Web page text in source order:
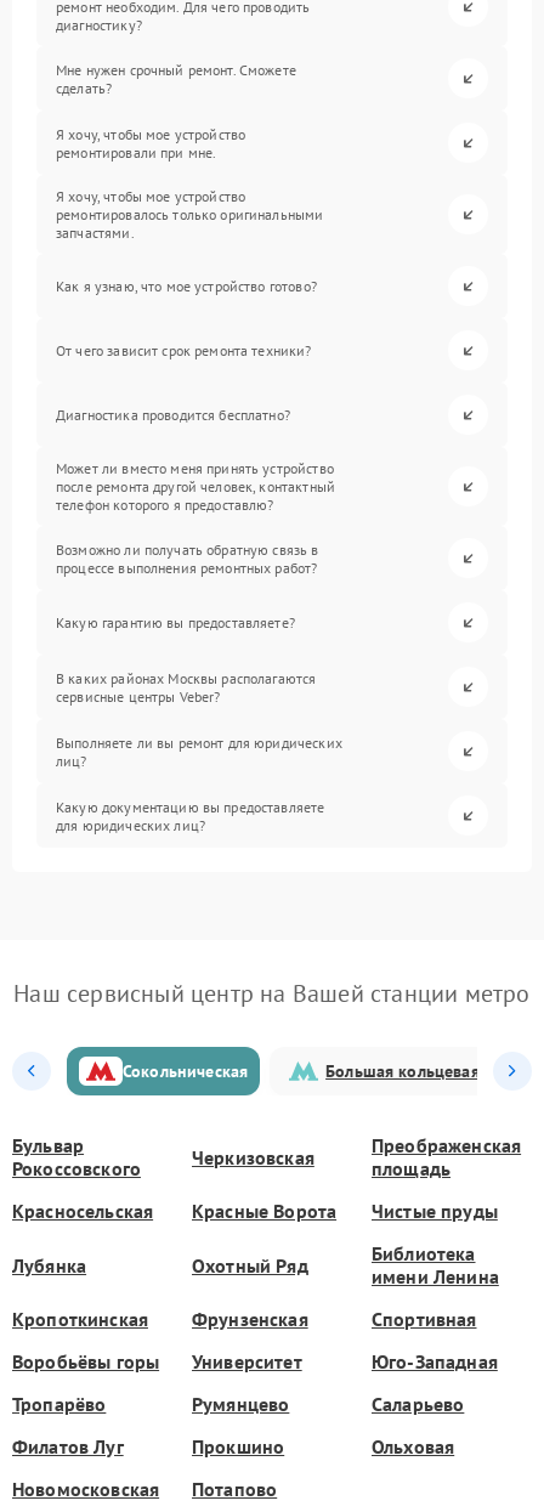
ремонт необходим. Для чего проводить
диагностику?
Мне нужен срочный ремонт. Сможете
сделать?
Я хочу, чтобы мое устройство
ремонтировали при мне.
Я хочу, чтобы мое устройство
ремонтировалось только оригинальными
запчастями.
Как я узнаю, что мое устройство готово?
От чего зависит срок ремонта техники?
Диагностика проводится бесплатно?
Может ли вместо меня принять устройство
после ремонта другой человек, контактный
телефон которого я предоставлю?
Возможно ли получать обратную связь в
процессе выполнения ремонтных работ?
Какую гарантию вы предоставляете?
В каких районах Москвы располагаются
сервисные центры Veber?
Выполняете ли вы ремонт для юридических
лиц?
Какую документацию вы предоставляете
для юридических лиц?
Наш сервисный центр на Вашей станции метро
Сокольническая Большая кольцевая
Бульвар
Рокоссовского
Черкизовская
Преображенская
площадь
Красносельская
Красные Ворота Чистые пруды
Лубянка Охотный Ряд
Библиотека
имени Ленина
Кропоткинская
Фрунзенская
Спортивная
Воробьёвы горы
Университет
Юго-Западная
Тропарёво
Румянцево
Саларьево
Филатов Луг
Прокшино
Ольховая
Новомосковская
Потапово